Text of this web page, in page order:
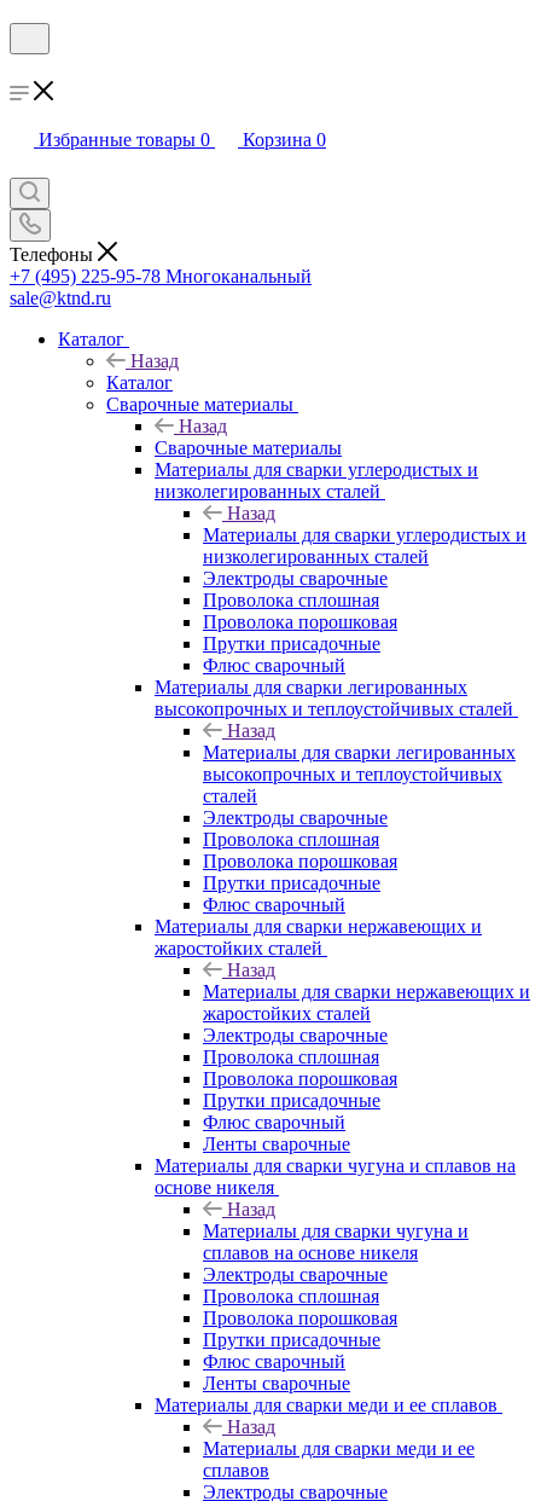
Избранные товары 0 Корзина 0
Телефоны
+7 (495) 225-95-78 Многоканальный
sale@ktnd.ru
Каталог
Назад
Каталог
Сварочные материалы
Назад
Сварочные материалы
Материалы для сварки углеродистых и
низколегированных сталей
Назад
Материалы для сварки углеродистых и
низколегированных сталей
Электроды сварочные
Проволока сплошная
Проволока порошковая
Прутки присадочные
Флюс сварочный
Материалы для сварки легированных
высокопрочных и теплоустойчивых сталей
Назад
Материалы для сварки легированных
высокопрочных и теплоустойчивых
сталей
Электроды сварочные
Проволока сплошная
Проволока порошковая
Прутки присадочные
Флюс сварочный
Материалы для сварки нержавеющих и
жаростойких сталей
Назад
Материалы для сварки нержавеющих и
жаростойких сталей
Электроды сварочные
Проволока сплошная
Проволока порошковая
Прутки присадочные
Флюс сварочный
Ленты сварочные
Материалы для сварки чугуна и сплавов на
основе никеля
Назад
Материалы для сварки чугуна и
сплавов на основе никеля
Электроды сварочные
Проволока сплошная
Проволока порошковая
Прутки присадочные
Флюс сварочный
Ленты сварочные
Материалы для сварки меди и ее сплавов
Назад
Материалы для сварки меди и ее
сплавов
Электроды сварочные